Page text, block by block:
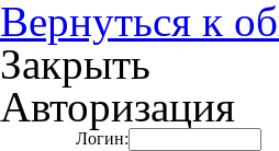
Вернуться к
Закрыть
Авторизация
Логин: